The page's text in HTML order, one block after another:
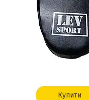
Купити